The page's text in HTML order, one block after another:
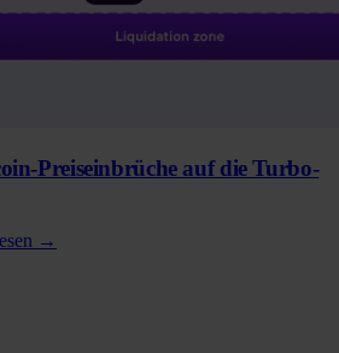
Preiseinbrüche auf die Turbo-
→